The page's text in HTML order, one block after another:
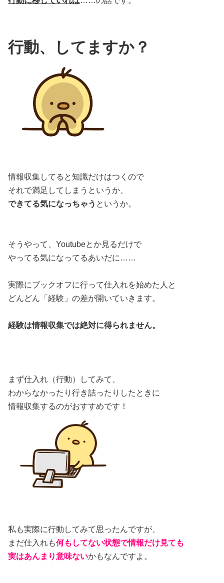
行動、してますか？
情報収集してると知識だけはつくので
それで満足してしまうというか、
できてる気になっちゃう というか。
そうやって、Youtubeとか見るだけで
やってる気になってるあいだに……
実際にブックオフに行って仕入れを始めた人と
どんどん「経験」の差が開いていきます。
経験は情報収集では絶対に得られません。
まず仕入れ（行動）してみて、
わからなかったり行き詰ったりしたときに
情報収集するのがおすすめです！
私も実際に行動してみて思ったんですが、
まだ仕入れも何もしてない状態で情報だけ見ても
実はあんまり意味ないかもなんですよ。